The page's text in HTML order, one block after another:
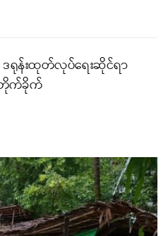
ဒရုန်းထုတ်လုပ်ရေးဆိုင်ရာ
တိုက်ခိုက်